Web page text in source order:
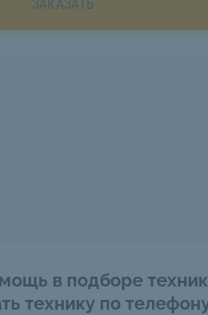
ЗАКАЗАТЬ
в подборе
технику по